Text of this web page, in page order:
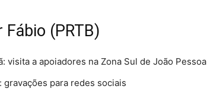
Fábio (PRTB)
visita a apoiadores na Zona Sul de João Pessoa
gravações para redes sociais